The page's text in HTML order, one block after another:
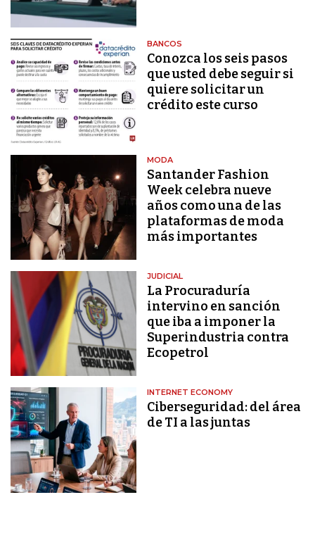
BANCOS
Conozca los seis pasos
que usted debe seguir si
quiere solicitar un
crédito este curso
MODA
Santander Fashion
Week celebra nueve
años como una de las
plataformas de moda
más importantes
JUDICIAL
La Procuraduría
intervino en sanción
que iba a imponer la
Superindustria contra
Ecopetrol
INTERNET ECONOMY
Ciberseguridad: del área
de TI a las juntas